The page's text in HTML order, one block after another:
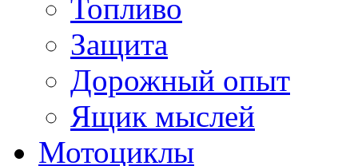
Топливо
Защита
Дорожный опыт
Ящик мыслей
Мотоциклы